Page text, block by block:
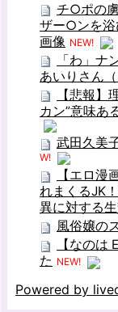
チ○ポの
ザー○ンを浴
画像 NEW!
「わ」ナ
あいりさん
【悲報】
カン”意味あ
武田久
W!
【エロ漫
れまくるJK
異に対する
風俗嬢の
【なの
た NEW!
Powered by